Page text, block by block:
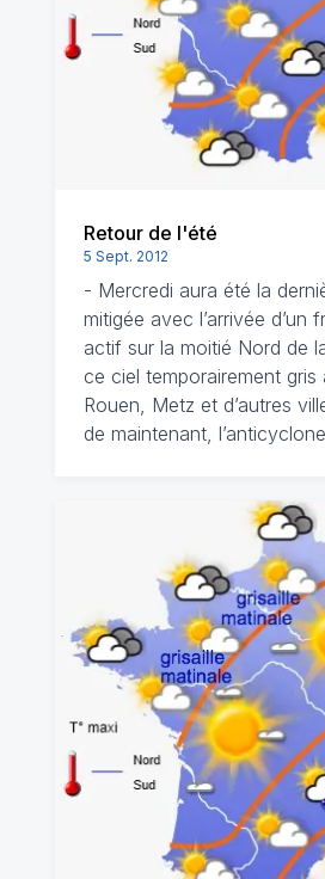
Retour de l'été
5 Sept. 2012
- Mercredi aura été la
mitigée avec l’arrivée d’un
actif sur la moitié Nord de
ce ciel temporairement gris
Rouen, Metz et d’autres
de maintenant,